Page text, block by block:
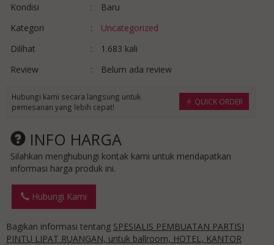
Kondisi
:
Baru
Kategori
:
Uncategorized
Dilihat
:
1.683 kali
Review
: Belum ada review
QUICK ORDER
Hubungi kami secara langsung untuk
pemesanan yang lebih cepat!
INFO HARGA
Silahkan menghubungi kontak kami untuk mendapatkan
informasi harga produk ini.
Hubungi Kami
Bagikan informasi tentang SPESIALIS PEMBUATAN PARTISI
PINTU LIPAT RUANGAN, untuk ballroom, HOTEL, KANTOR